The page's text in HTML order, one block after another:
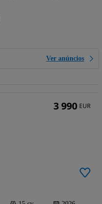
Ver anúncios
3 990 EUR